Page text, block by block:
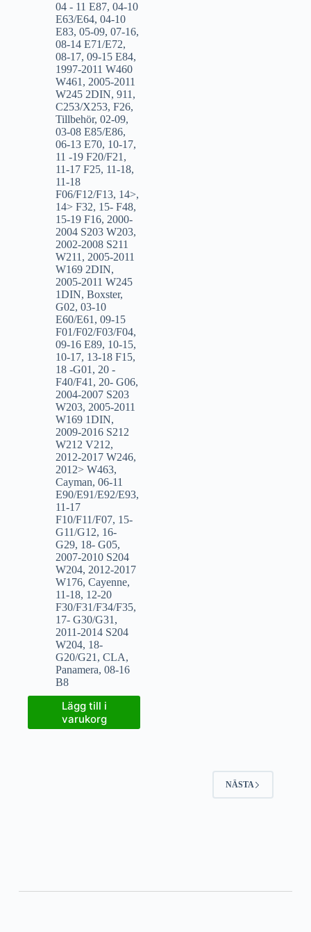
04 - 11 E87, 04-10
E63/E64, 04-10
E83, 05-09, 07-16,
08-14 E71/E72,
08-17, 09-15 E84,
1997-2011 W460
W461, 2005-2011
W245 2DIN, 911,
C253/X253, F26,
Tillbehör, 02-09,
03-08 E85/E86,
06-13 E70, 10-17,
11 -19 F20/F21,
11-17 F25, 11-18,
11-18
F06/F12/F13, 14>,
14> F32, 15- F48,
15-19 F16, 2000-
2004 S203 W203,
2002-2008 S211
W211, 2005-2011
W169 2DIN,
2005-2011 W245
1DIN, Boxster,
G02, 03-10
E60/E61, 09-15
F01/F02/F03/F04,
09-16 E89, 10-15,
10-17, 13-18 F15,
18 -G01, 20 -
F40/F41, 20- G06,
2004-2007 S203
W203, 2005-2011
W169 1DIN,
2009-2016 S212
W212 V212,
2012-2017 W246,
2012> W463,
Cayman, 06-11
E90/E91/E92/E93,
11-17
F10/F11/F07, 15-
G11/G12, 16-
G29, 18- G05,
2007-2010 S204
W204, 2012-2017
W176, Cayenne,
11-18, 12-20
F30/F31/F34/F35,
17- G30/G31,
2011-2014 S204
W204, 18-
G20/G21, CLA,
Panamera, 08-16
B8
Lägg till i
varukorg
NÄSTA